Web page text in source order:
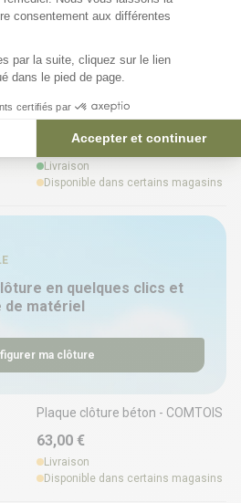
en quelques clics et
matériel
ma clôture
Plaque clôture béton - URBAN
Livraison
Disponible dans certains magasins
Plaque clôture béton - LIGNE
55,18 €
Livraison
Disponible dans certains magasins
Plaque clôture béton - COMTOIS
63,00 €
Livraison
Disponible dans certains magasins
consentement aux différentes
par la suite, cliquez sur le lien
dans le pied de page.
certifiés par
Accepter et continuer
consent